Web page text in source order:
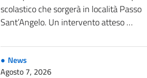
scolastico che sorgerà in località Passo
Sant’Angelo. Un intervento atteso …
News
Agosto 7, 2026